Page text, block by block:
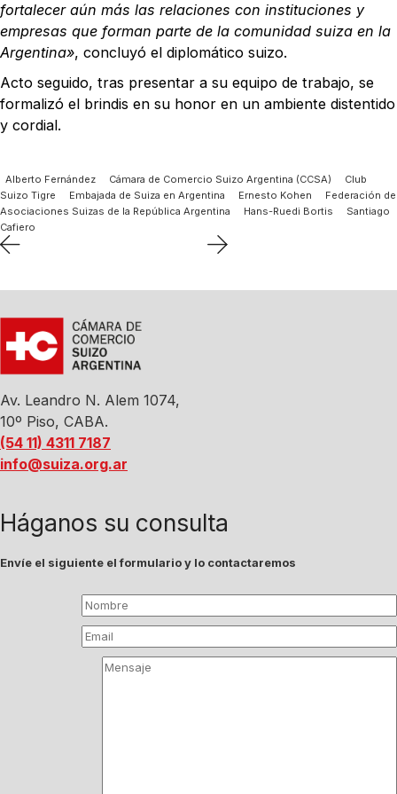
fortalecer aún más las relaciones con instituciones y
empresas que forman parte de la comunidad suiza en la
Argentina», concluyó el diplomático suizo.
Acto seguido, tras presentar a su equipo de trabajo, se
formalizó el brindis en su honor en un ambiente distentido
y cordial.
Alberto Fernández Cámara de Comercio Suizo Argentina (CCSA)
Club
Suizo Tigre
Embajada de Suiza en Argentina Ernesto Kohen
Federación de
Asociaciones Suizas de la República Argentina
Hans-Ruedi Bortis
Santiago
Cafiero
Av. Leandro N. Alem 1074,
10º Piso, CABA.
(54 11) 4311 7187
info@suiza.org.ar
Háganos su consulta
Envíe el siguiente el formulario y lo contactaremos